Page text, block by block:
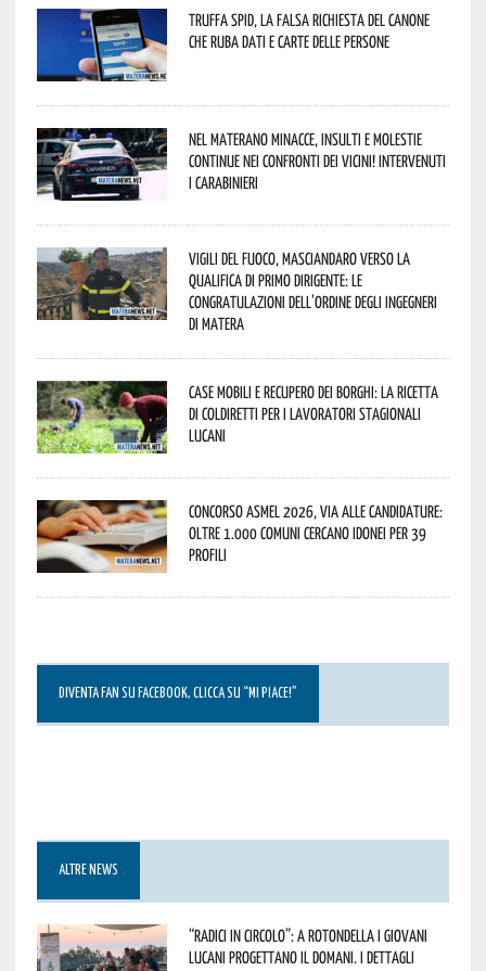
Truffa Spid, la falsa richiesta del canone
che ruba dati e carte delle persone
Nel materano minacce, insulti e molestie
continue nei confronti dei vicini! Intervenuti
i Carabinieri
Vigili del Fuoco, Masciandaro verso la
qualifica di Primo Dirigente: le
congratulazioni dell’Ordine degli Ingegneri
di Matera
Case mobili e recupero dei borghi: la ricetta
di Coldiretti per i lavoratori stagionali
lucani
Concorso Asmel 2026, via alle candidature:
oltre 1.000 Comuni cercano idonei per 39
profili
DIVENTA FAN SU FACEBOOK, CLICCA SU “MI PIACE!”
ALTRE NEWS
“Radici in Circolo”: a Rotondella i giovani
lucani progettano il domani. I dettagli